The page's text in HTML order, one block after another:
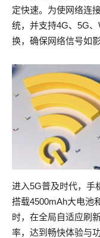
定快速。为使网络连
统，并支持4G、5G
换，确保网络信号如影
进入5G普及时代，手
搭载4500mAh大电池
时，在全局自适应刷
率，达到畅快体验与